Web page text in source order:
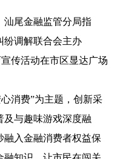
汕尾金融监管分局指
纷调解联合会主办
传活动在市区显达广场
消费”为主题，创新采
及与趣味游戏深度融
融入金融消费者权益保